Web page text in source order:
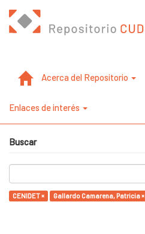
Acerca del Repositorio
Enlaces de interés
Buscar
CENIDET × Gallardo Camarena, Patricia ×